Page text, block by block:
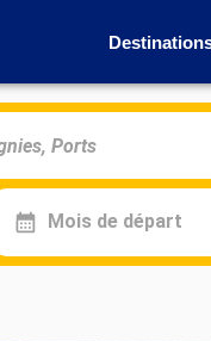
Mois de départ